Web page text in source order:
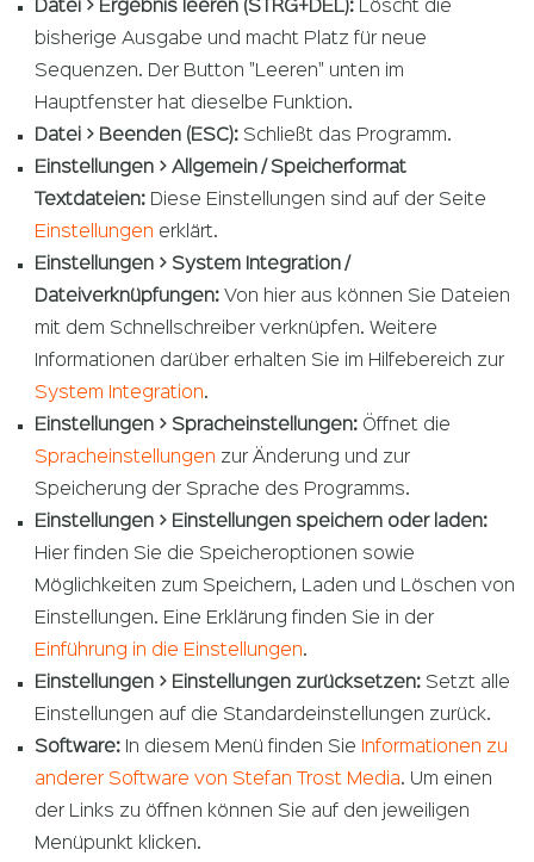
Datei > Ergebnis leeren (STRG+DEL): Löscht die
bisherige Ausgabe und macht Platz für neue
Sequenzen. Der Button "Leeren" unten im
Hauptfenster hat dieselbe Funktion.
Datei > Beenden (ESC): Schließt das Programm.
Einstellungen > Allgemein / Speicherformat
Textdateien: Diese Einstellungen sind auf der Seite
Einstellungen erklärt.
Einstellungen > System Integration /
Dateiverknüpfungen: Von hier aus können Sie Dateien
mit dem Schnellschreiber verknüpfen. Weitere
Informationen darüber erhalten Sie im Hilfebereich zur
System Integration.
Einstellungen > Spracheinstellungen: Öffnet die
Spracheinstellungen zur Änderung und zur
Speicherung der Sprache des Programms.
Einstellungen > Einstellungen speichern oder laden:
Hier finden Sie die Speicheroptionen sowie
Möglichkeiten zum Speichern, Laden und Löschen von
Einstellungen. Eine Erklärung finden Sie in der
Einführung in die Einstellungen.
Einstellungen > Einstellungen zurücksetzen: Setzt alle
Einstellungen auf die Standardeinstellungen zurück.
Software: In diesem Menü finden Sie
Informationen zu
anderer Software von Stefan Trost Media. Um einen
der Links zu öffnen können Sie auf den jeweiligen
Menüpunkt klicken.